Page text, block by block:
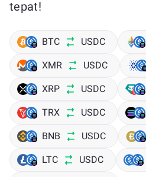
tepat!
BTC USDC
XMR USDC
XRP USDC
TRX USDC
BNB USDC
LTC USDC